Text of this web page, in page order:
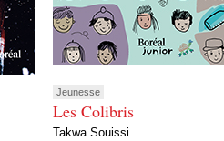
Jeunesse
Les Colibris
Takwa Souissi